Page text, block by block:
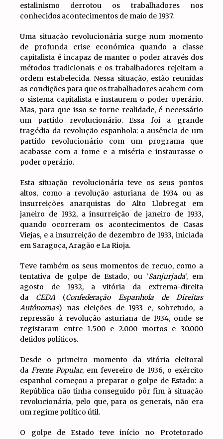
estalinismo derrotou os trabalhadores nos
conhecidos acontecimentos de maio de 1937.
Uma situação revolucionária surge num momento
de profunda crise económica quando a classe
capitalista é incapaz de manter o poder através dos
métodos tradicionais e os trabalhadores rejeitam a
ordem estabelecida. Nessa situação, estão reunidas
as condições para que os trabalhadores acabem com
o sistema capitalista e instaurem o poder operário.
Mas, para que isso se torne realidade, é necessário
um partido revolucionário. Essa foi a grande
tragédia da revolução espanhola: a ausência de um
partido revolucionário com um programa que
acabasse com a fome e a miséria e instaurasse o
poder operário.
Esta situação revolucionária teve os seus pontos
altos, como a revolução asturiana de 1934 ou as
insurreições anarquistas do Alto Llobregat em
janeiro de 1932, a insurreição de janeiro de 1933,
quando ocorreram os acontecimentos de Casas
Viejas, e a insurreição de dezembro de 1933, iniciada
em Saragoça, Aragão e La Rioja.
Teve também os seus momentos de recuo, como a
tentativa de golpe de Estado, ou ‘Sanjurjada‘, em
agosto de 1932, a vitória da extrema-direita
da CEDA (Confederação Espanhola de Direitas
Autônomas) nas eleições de 1933 e, sobretudo, a
repressão à revolução asturiana de 1934, onde se
registaram entre 1.500 e 2.000 mortos e 30.000
detidos políticos.
Desde o primeiro momento da vitória eleitoral
da Frente Popular, em fevereiro de 1936, o exército
espanhol começou a preparar o golpe de Estado: a
República não tinha conseguido pôr fim à situação
revolucionária, pelo que, para os generais, não era
um regime político útil.
O golpe de Estado teve início no Protetorado